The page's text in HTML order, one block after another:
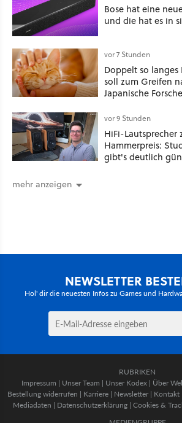
Bose hat eine
und die hat es in
vor 7 Stunden
Doppelt so langes
soll zum Greifen
Japanische
wahr, doch über
zeigen, dass es
vor 9 Stunden
HiFi-Lautsprecher
Hammerpreis:
gibt's deutlich
mehr anzeigen
NEWSLETTER
Hol' dir die neuesten Infos zu Games und
RUBRIKEN
Impressum | Unser Team | Unser Kodex | Über
Bestellung widerrufen | Karriere | Newsletter | Kontakt
Mediadaten | Datenschutzerklärung | Cookies &